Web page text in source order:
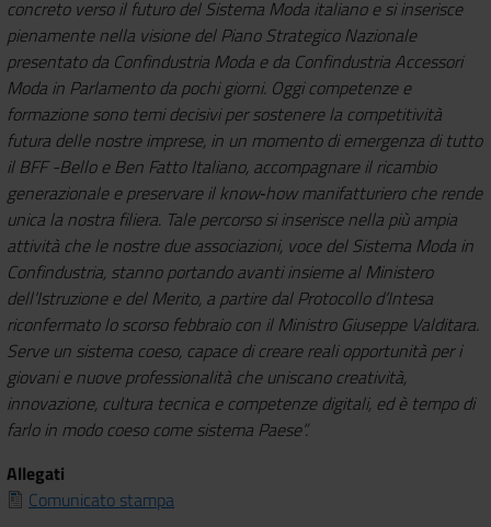
concreto verso il futuro del Sistema Moda italiano e si inserisce
pienamente nella visione del Piano Strategico Nazionale
presentato da Confindustria Moda e da Confindustria Accessori
Moda in Parlamento da pochi giorni. Oggi competenze e
formazione sono temi decisivi per sostenere la competitività
futura delle nostre imprese, in un momento di emergenza di tutto
il BFF -Bello e Ben Fatto Italiano, accompagnare il ricambio
generazionale e preservare il know‑how manifatturiero che rende
unica la nostra filiera. Tale percorso si inserisce nella più ampia
attività che le nostre due associazioni, voce del Sistema Moda in
Confindustria, stanno portando avanti insieme al Ministero
dell’Istruzione e del Merito, a partire dal Protocollo d’Intesa
riconfermato lo scorso febbraio con il Ministro Giuseppe Valditara.
Serve un sistema coeso, capace di creare reali opportunità per i
giovani e nuove professionalità che uniscano creatività,
innovazione, cultura tecnica e competenze digitali, ed è tempo di
farlo in modo coeso come sistema Paese”.
Allegati
Comunicato stampa